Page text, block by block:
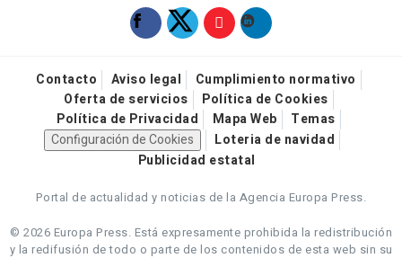
Contacto Aviso legal
Cumplimiento normativo
Oferta de servicios
Política de Cookies
Política de Privacidad
Mapa Web
Temas
Configuración de Cookies
Loteria de navidad
Publicidad estatal
Portal de actualidad y noticias de la Agencia Europa Press.
© 2026 Europa Press. Está expresamente prohibida la redistribución
y la redifusión de todo o parte de los contenidos de esta web sin su